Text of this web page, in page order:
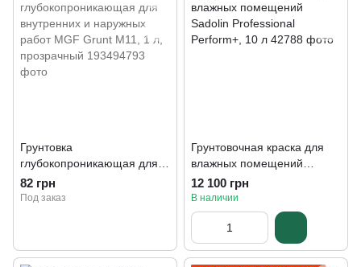
Грунтовка
глубокопроникающая для
внутренних и наружных
работ MGF Grunt M11, 1 л,
82 грн
Под заказ
Грунтовочная краска для
влажных помещений
Sadolin Professional
Perform+, 10 л
12 100 грн
В наличии